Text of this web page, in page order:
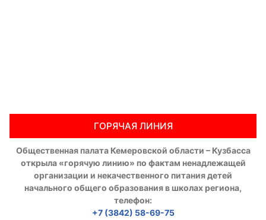
ГОРЯЧАЯ ЛИНИЯ
Общественная палата Кемеровской области – Кузбасса
открыла «горячую линию» по фактам ненадлежащей
организации и некачественного питания детей
начального общего образования в школах региона,
телефон:
+7 (3842) 58-69-75